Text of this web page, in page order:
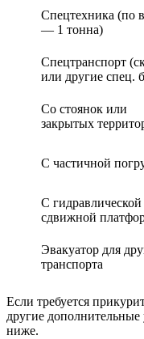
Спецтехника (по
— 1 тонна)
Спецтранспорт
или другие спец.
Со стоянок или
закрытых
С частичной
С гидравлической
сдвижной
Эвакуатор для
транспорта
Если требуется
другие дополнительные
ниже.